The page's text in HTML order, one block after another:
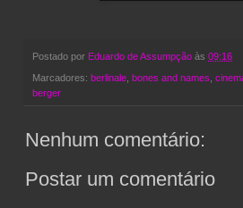
Postado por Eduardo de Assumpção às 09:16
Marcadores: berlinale bones and names
berger
Nenhum comentário:
Postar um comentário